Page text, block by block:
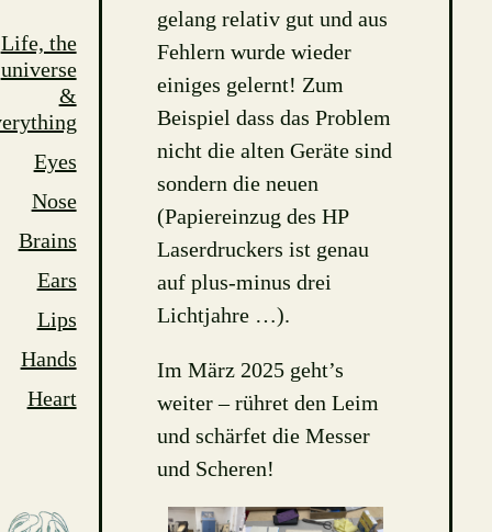
Life, the
universe
&
Eyes
Nose
Brains
Ears
Lips
Hands
Heart
gelang relativ gut und aus
Fehlern wurde wieder
einiges gelernt! Zum
Beispiel dass das Problem
nicht die alten Geräte sind
sondern die neuen
(Papiereinzug des HP
Laserdruckers ist genau
auf plus-minus drei
Lichtjahre …).
Im März 2025 geht’s
weiter – rühret den Leim
und schärfet die Messer
und Scheren!